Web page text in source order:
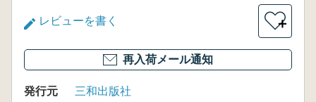
レビューを書く ＋
再入荷メール通知
発行元
三和出版社